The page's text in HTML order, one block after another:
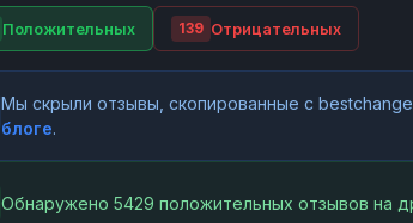
Положительных 139 Отрицательных
Мы скрыли отзывы, скопированные с
блоге.
Обнаружено 5429 положительных отзывов на